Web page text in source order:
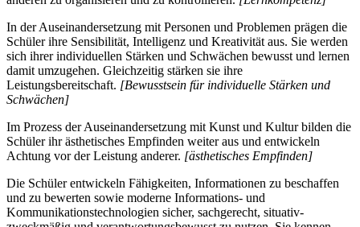
In der Auseinandersetzung mit Personen und Problemen prägen die
Schüler ihre Sensibilität, Intelligenz und Kreativität aus. Sie werden
sich ihrer individuellen Stärken und Schwächen bewusst und lernen
damit umzugehen. Gleichzeitig stärken sie ihre
Leistungsbereitschaft. [Bewusstsein für individuelle Stärken und
Schwächen]
Im Prozess der Auseinandersetzung mit Kunst und Kultur bilden die
Schüler ihr ästhetisches Empfinden weiter aus und entwickeln
Achtung vor der Leistung anderer. [ästhetisches Empfinden]
Die Schüler entwickeln Fähigkeiten, Informationen zu beschaffen
und zu bewerten sowie moderne Informations- und
Kommunikationstechnologien sicher, sachgerecht, situativ-